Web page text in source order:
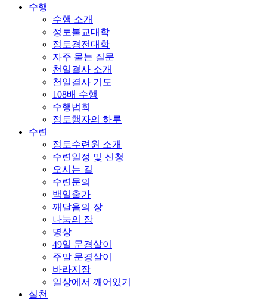
수행
수행 소개
정토불교대학
정토경전대학
자주 묻는 질문
천일결사 소개
천일결사 기도
108배 수행
수행법회
정토행자의 하루
수련
정토수련원 소개
수련일정 및 신청
오시는 길
수련문의
백일출가
깨달음의 장
나눔의 장
명상
49일 문경살이
주말 문경살이
바라지장
일상에서 깨어있기
실천